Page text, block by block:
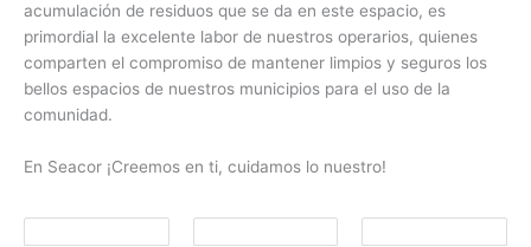
acumulación de residuos que se da en este espacio, es
primordial la excelente labor de nuestros operarios, quienes
comparten el compromiso de mantener limpios y seguros los
bellos espacios de nuestros municipios para el uso de la
comunidad.
En Seacor ¡Creemos en ti, cuidamos lo nuestro!